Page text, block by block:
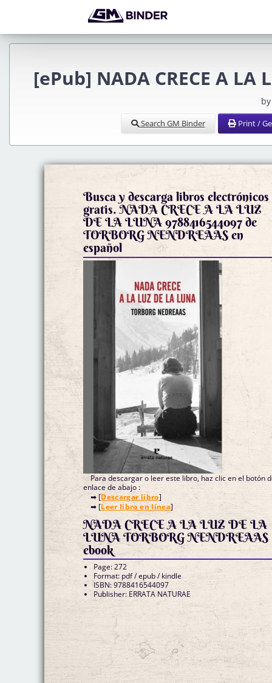
[ePub] NADA CRECE A
Search GM Binder Print /
Busca y descarga libros electrónicos
gratis. NADA CRECE A LA LUZ
DE LA LUNA 9788416544097 de
TORBORG NENDREAAS en
español
Para descargar o leer este libro, haz clic en el botón
enlace de abajo :
➡ [Descargar libro]
➡ [Leer libro en línea]
NADA CRECE A LA LUZ DE LA
LUNA TORBORG NENDREAAS
ebook
Page: 272
Format: pdf / epub / kindle
ISBN: 9788416544097
Publisher: ERRATA NATURAE